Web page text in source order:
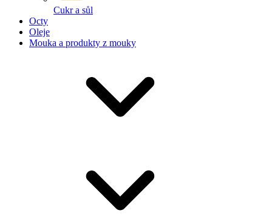
Cukr a sůl
Octy
Oleje
Mouka a produkty z mouky
Powered by chaterimo